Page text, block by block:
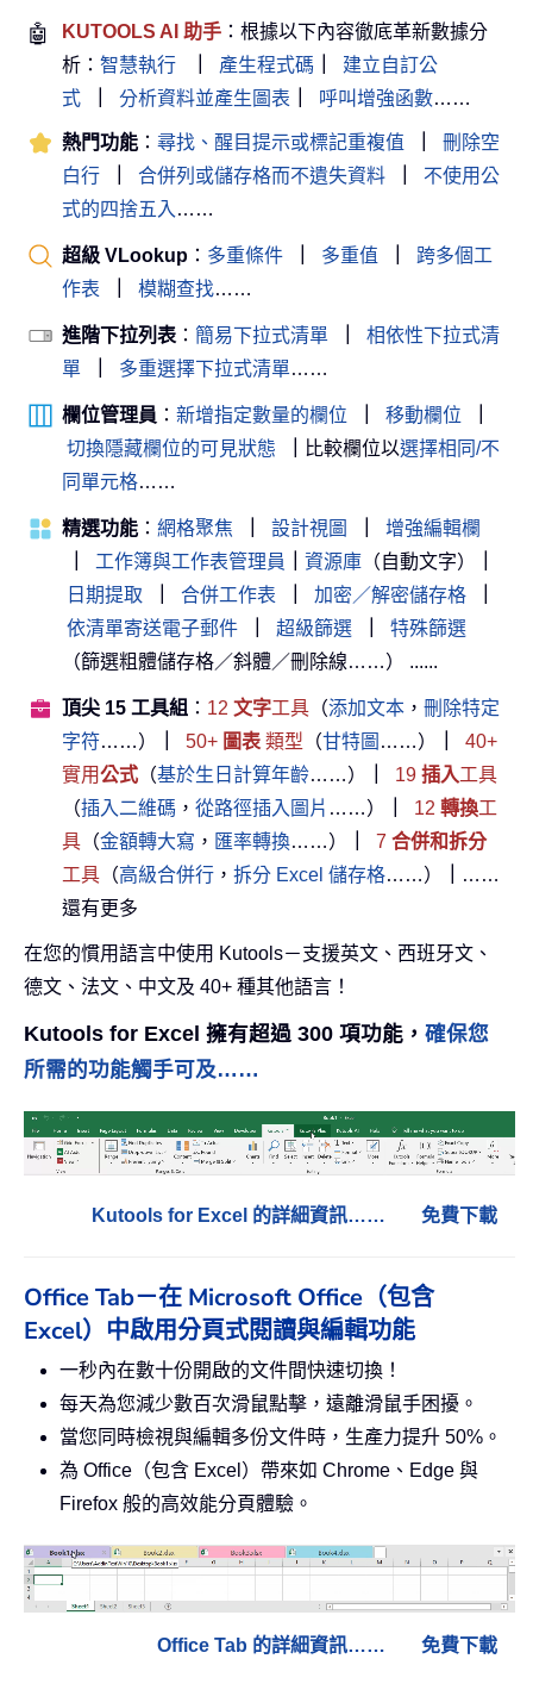
🤖 KUTOOLS AI 助手 ：根據以下內容徹底革新數據分
析： 智慧執行 產生程式碼
建立自訂公
式
分析資料並產生圖表 呼叫增強函數……
熱門功能 ： 尋找、醒目提示或標記重複值
刪除空
白行
合併列或儲存格而不遺失資料
不使用公
式的四捨五入 ……
超級 VLookup ： 多重條件 多重值
跨多個工
作表
模糊查找……
進階下拉列表 ： 簡易下拉式清單
相依性下拉式清
單
多重選擇下拉式清單……
欄位管理員 ： 新增指定數量的欄位 移動欄位
切換隱藏欄位的可見狀態
比較欄位以選擇相同/不
同單元格……
精選功能 ： 網格聚焦 設計視圖
增強編輯欄
工作簿與工作表管理員 資源庫 （自動文字）
日期提取
合併工作表 加密／解密儲存格
依清單寄送電子郵件
超級篩選
特殊篩選
（篩選粗體儲存格／斜體／刪除線……） ......
頂尖 15 工具組 ： 12 文字工具 （添加文本 ， 刪除特定
字符……） 50+ 圖表 類型 （甘特圖 ……）
40+
實用公式 （基於生日計算年齡……） 19 插入工具
（插入二維碼 ， 從路徑插入圖片 ……） 12 轉換工
具 （金額轉大寫 ， 匯率轉換……） 7 合併和拆分
工具 （高級合併行 ， 拆分 Excel 儲存格……）
……
還有更多
在您的慣用語言中使用 Kutools－支援英文、西班牙文、
德文、法文、中文及 40+ 種其他語言！
Kutools for Excel 擁有超過 300 項功能， 確保您
所需的功能觸手可及……
Kutools for Excel 的詳細資訊…… 免費下載
Office Tab－在 Microsoft Office（包含
Excel）中啟用分頁式閱讀與編輯功能
一秒內在數十份開啟的文件間快速切換！
每天為您減少數百次滑鼠點擊，遠離滑鼠手困擾。
當您同時檢視與編輯多份文件時，生產力提升 50%。
為 Office（包含 Excel）帶來如 Chrome、Edge 與
Firefox 般的高效能分頁體驗。
Office Tab 的詳細資訊…… 免費下載